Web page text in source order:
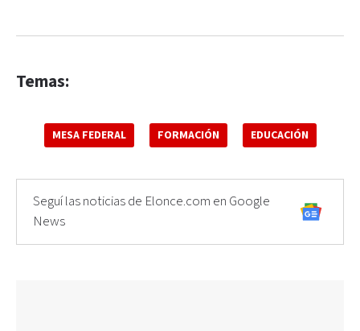
Temas:
MESA FEDERAL FORMACIÓN EDUCACIÓN
Seguí las noticias de Elonce.com en Google
News